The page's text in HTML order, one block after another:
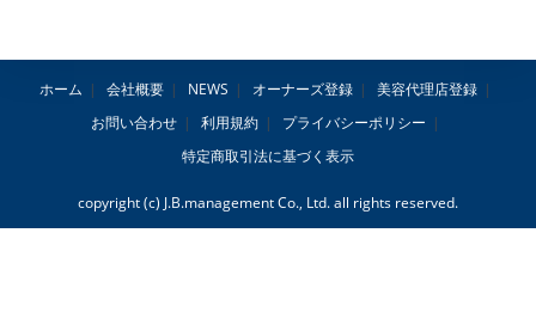
ホーム 会社概要 NEWS オーナーズ登録
美容代理店登録
お問い合わせ
利用規約
プライバシーポリシー
特定商取引法に基づく表示
copyright (c) J.B.management Co., Ltd. all rights reserved.